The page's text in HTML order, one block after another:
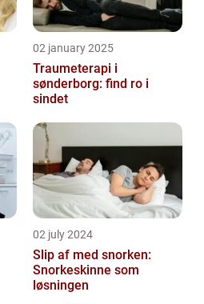
02 january 2025
Traumeterapi i
sønderborg: find ro i
sindet
02 july 2024
Slip af med snorken:
Snorkeskinne som
løsningen